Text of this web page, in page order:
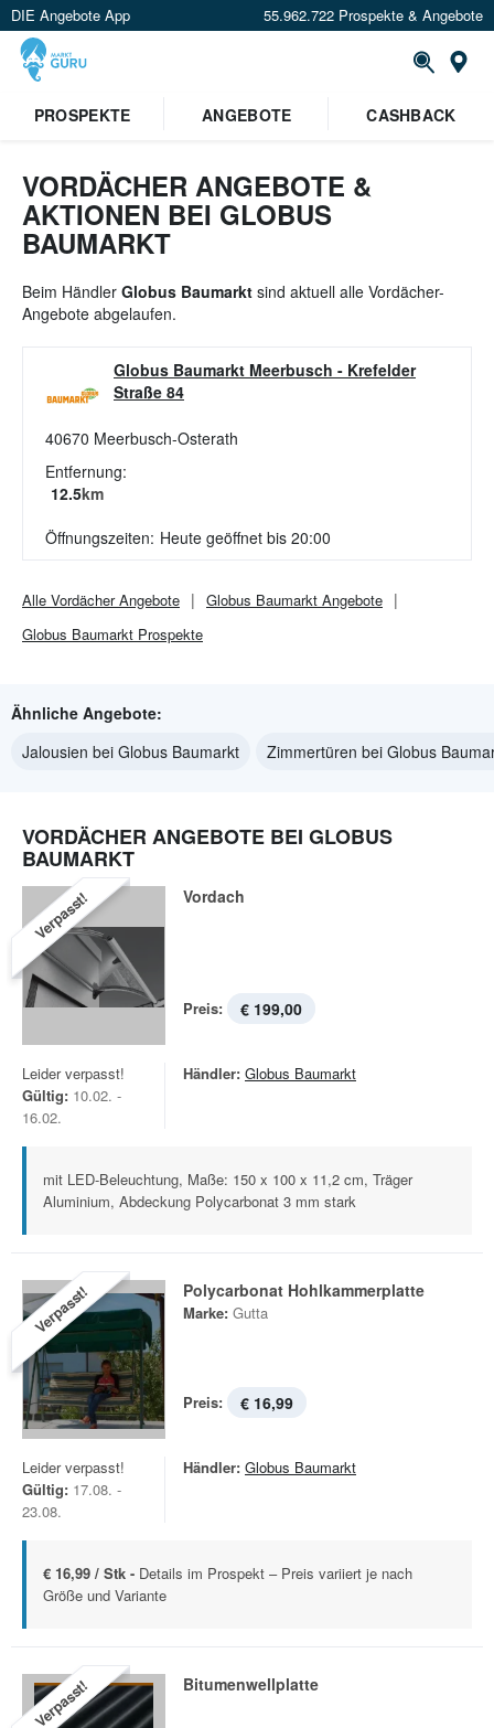
DIE Angebote App 55.962.722 Prospekte & Angebote
Standort festlegen
PROSPEKTE ANGEBOTE CASHBACK
VORDÄCHER ANGEBOTE &
AKTIONEN BEI GLOBUS
BAUMARKT
Beim Händler Globus Baumarkt sind aktuell alle Vordächer-
Angebote abgelaufen.
Globus Baumarkt Meerbusch - Krefelder
Straße 84
40670 Meerbusch-Osterath
Entfernung:
12.5km
Öffnungszeiten: Heute geöffnet bis 20:00
Alle VordächerAngebote Globus Baumarkt Angebote
Globus Baumarkt Prospekte
Ähnliche Angebote:
Jalousien bei Globus Baumarkt
Zimmertüren bei Globus
VORDÄCHER ANGEBOTE BEI GLOBUS
BAUMARKT
Verpasst! Vordach
Preis: € 199,00
Leider verpasst!
Gültig: 10.02. -
16.02.
Händler: Globus Baumarkt
mit LED-Beleuchtung, Maße: 150 x 100 x 11,2 cm, Träger
Aluminium, Abdeckung Polycarbonat 3 mm stark
Verpasst! Polycarbonat Hohlkammerplatte
Marke: Gutta
Preis: € 16,99
Leider verpasst!
Gültig: 17.08. -
23.08.
Händler: Globus Baumarkt
€ 16,99 / Stk - Details im Prospekt – Preis variiert je nach
Größe und Variante
Verpasst! Bitumenwellplatte